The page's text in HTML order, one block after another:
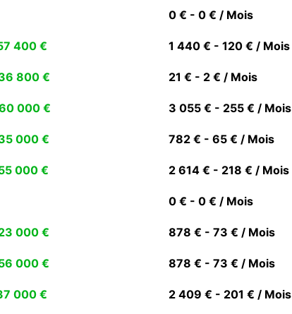
0 € - 0 € / Mois
400 € 1 440 € - 120 € / Mois
800 € 21 € - 2 € / Mois
000 € 3 055 € - 255 € / Mois
000 € 782 € - 65 € / Mois
000 € 2 614 € - 218 € / Mois
0 € - 0 € / Mois
000 € 878 € - 73 € / Mois
000 € 878 € - 73 € / Mois
000 € 2 409 € - 201 € / Mois